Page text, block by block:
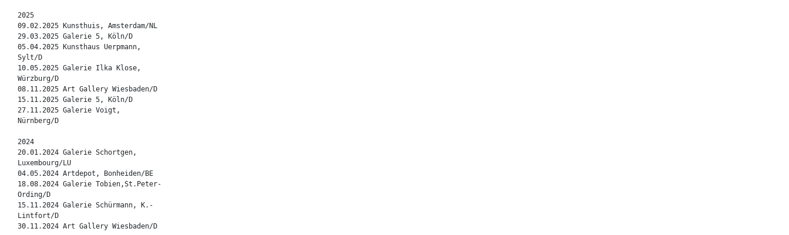
2025
09.02.2025 Kunsthuis, Amsterdam/NL
29.03.2025 Galerie 5, Köln/D
05.04.2025 Kunsthaus Uerpmann,
Sylt/D
10.05.2025 Galerie Ilka Klose,
Würzburg/D
08.11.2025 Art Gallery Wiesbaden/D
15.11.2025 Galerie 5, Köln/D
27.11.2025 Galerie Voigt,
Nürnberg/D
2024
20.01.2024 Galerie Schortgen,
Luxembourg/LU
04.05.2024 Artdepot, Bonheiden/BE
18.08.2024 Galerie Tobien,St.Peter-
Ording/D
15.11.2024 Galerie Schürmann, K.-
Lintfort/D
30.11.2024 Art Gallery Wiesbaden/D